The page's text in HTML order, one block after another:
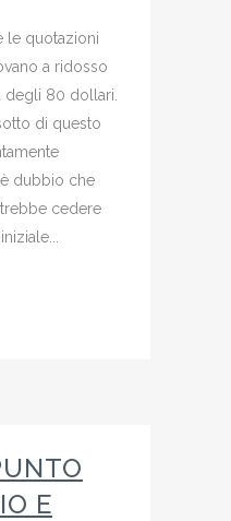
le quotazioni
a ridosso
degli 80 dollari.
di questo
dubbio che
cedere
E